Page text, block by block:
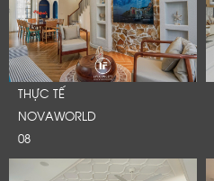
THỰC TẾ
NOVAWORLD
08